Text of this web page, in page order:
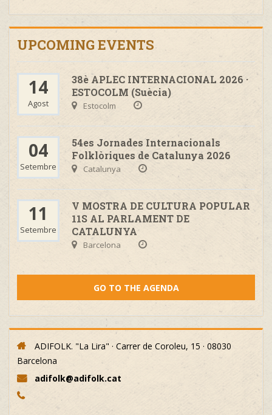
UPCOMING EVENTS
14
Agost
38è APLEC INTERNACIONAL 2026 ·
ESTOCOLM (Suècia)
Estocolm
04
Setembre
54es Jornades Internacionals
Folklòriques de Catalunya 2026
Catalunya
11
Setembre
V MOSTRA DE CULTURA POPULAR
11S AL PARLAMENT DE
CATALUNYA
Barcelona
GO TO THE AGENDA
ADIFOLK. "La Lira" · Carrer de Coroleu, 15 · 08030
Barcelona
adifolk@adifolk.cat